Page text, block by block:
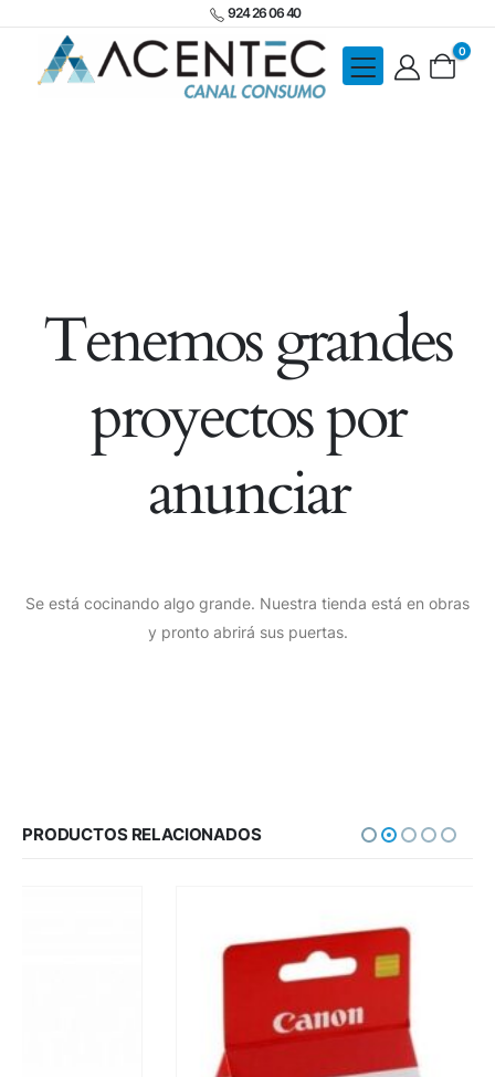
924 26 06 40
0
Tenemos grandes
proyectos por
anunciar
Se está cocinando algo grande. Nuestra tienda está en obras
y pronto abrirá sus puertas.
PRODUCTOS RELACIONADOS